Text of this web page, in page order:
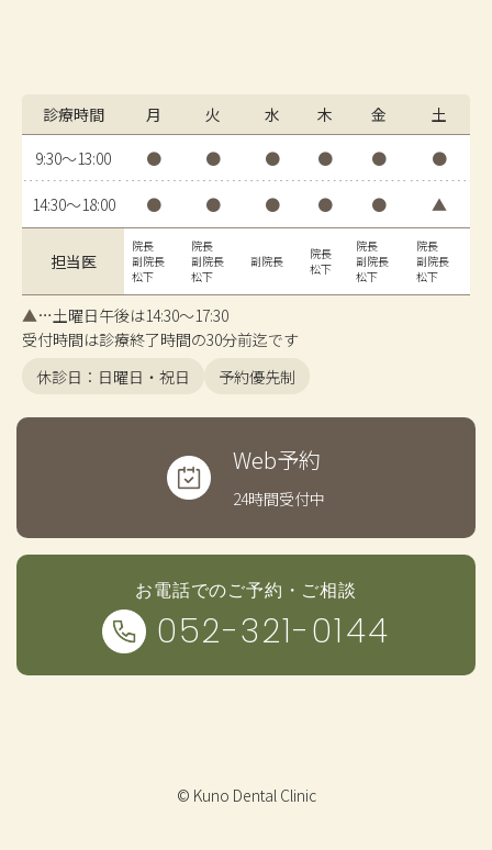
診療時間 月 火 水 木 金
土
9:30〜13:00
● ● ● ● ● ●
14:30〜18:00 ● ● ● ● ● ▲
担当医
院長
副院長
松下
院長
副院長
松下
副院長
院長
松下
院長
副院長
松下
院長
副院長
松下
▲…土曜日午後は14:30〜17:30
受付時間は診療終了時間の30分前迄です
休診日：日曜日・祝日
予約優先制
Web予約
24時間受付中
お電話でのご予約・ご相談
052-321-0144
© Kuno Dental Clinic